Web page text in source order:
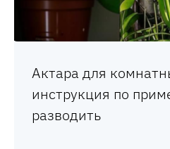
Актара для
инструкция по
разводить